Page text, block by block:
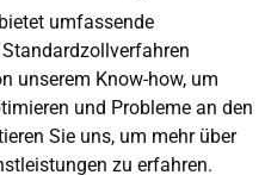
umfassende
unserem Know-how, um
und Probleme an den
Sie uns, um mehr über
zu erfahren.